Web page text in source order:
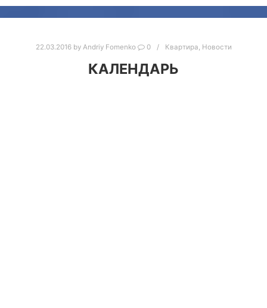
22.03.2016by Andriy Fomenko 0 Квартира, Новости
КАЛЕНДАРЬ